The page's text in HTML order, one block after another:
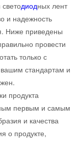
диодных лент
и надежность
Ниже приведены
провести
только с
стандартам и
продукта
первым и самым
и качества
о продукте,